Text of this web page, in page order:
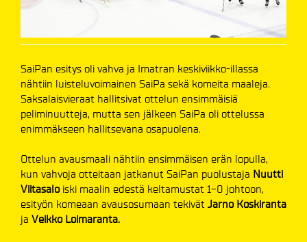
SaiPan esitys oli vahva ja Imatran keskiviikko-illassa
nähtiin luisteluvoimainen SaiPa sekä komeita maaleja.
Saksalaisvieraat hallitsivat ottelun ensimmäisiä
peliminuutteja, mutta sen jälkeen SaiPa oli ottelussa
enimmäkseen hallitsevana osapuolena.
Ottelun avausmaali nähtiin ensimmäisen erän lopulla,
kun vahvoja otteitaan jatkanut SaiPan puolustaja Nuutti
Viitasaloiski maalin edestä keltamustat 1-0 johtoon,
esityön komeaan avausosumaan tekivät Jarno Koskiranta
ja Veikko Loimaranta.